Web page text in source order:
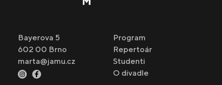
Bayerova 5
602 00 Brno
marta@jamu.cz
Program
Repertoár
Studenti
O divadle